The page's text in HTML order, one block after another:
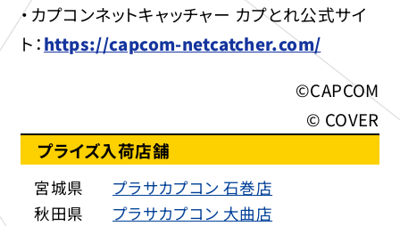
・カプコンネットキャッチャー カプとれ公式サイ
ト：https://capcom-netcatcher.com/
©CAPCOM
© COVER
プライズ入荷店舗
宮城県
プラサカプコン 石巻店
秋田県
プラサカプコン 大曲店